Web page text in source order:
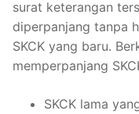
surat keterangan
diperpanjang tanpa
SKCK yang baru.
memperpanjang
SKCK lama